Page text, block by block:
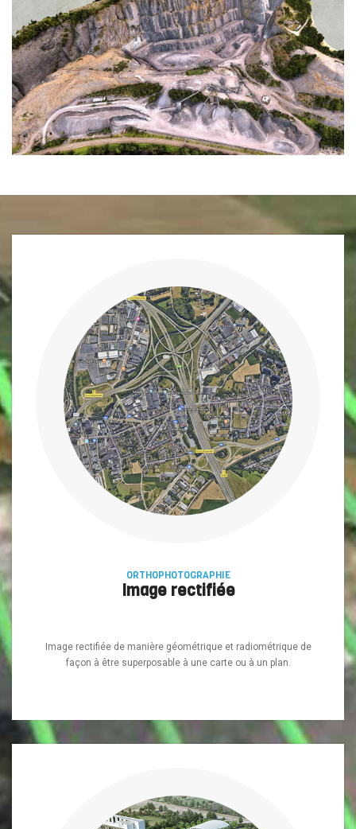
ORTHOPHOTOGRAPHIE
Image rectifiée
Image rectifiée de manière géométrique et radiométrique de
façon à être superposable à une carte ou à un plan.